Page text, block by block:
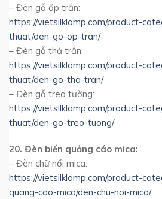
– Đèn gỗ ốp trần:
https://vietsilklamp.com/product-
thuat/den-go-op-tran/
– Đèn gỗ thả trần:
https://vietsilklamp.com/product-
thuat/den-go-tha-tran/
– Đèn gỗ treo tường:
https://vietsilklamp.com/product-
thuat/den-go-treo-tuong/
20. Đèn biển quảng cáo mica:
– Đèn chữ nổi mica:
https://vietsilklamp.com/product-
quang-cao-mica/den-chu-noi-mica/